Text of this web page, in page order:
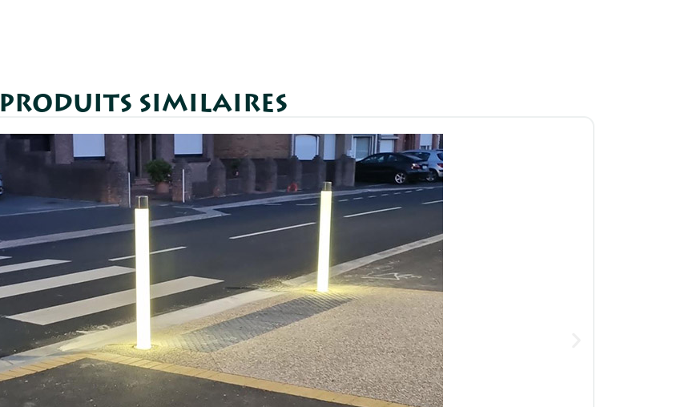
PRODUITS SIMILAIRES